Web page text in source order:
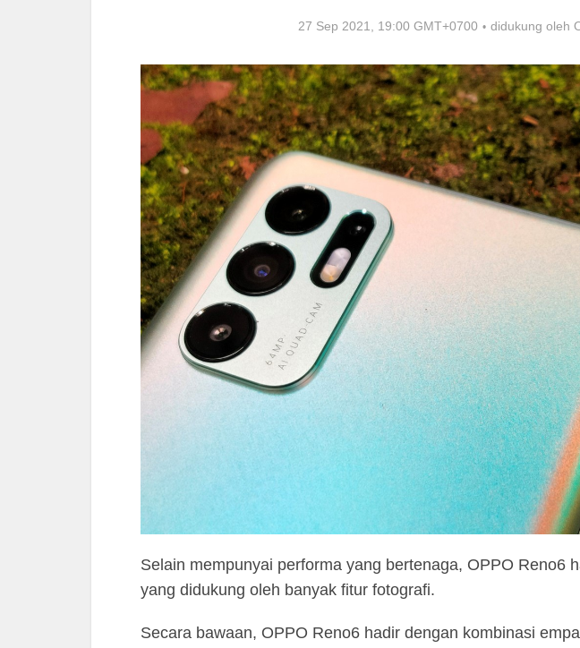
27 Sep 2021, 19:00 GMT+0700 didukung oleh
Selain mempunyai performa yang bertenaga, OPPO Reno6
yang didukung oleh banyak fitur fotografi.
Secara bawaan, OPPO Reno6 hadir dengan kombinasi